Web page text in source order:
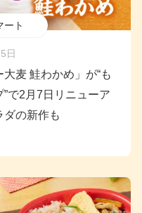
ート
日
麦 鮭わかめ」が“も
で2月7日リニューア
ダの新作も